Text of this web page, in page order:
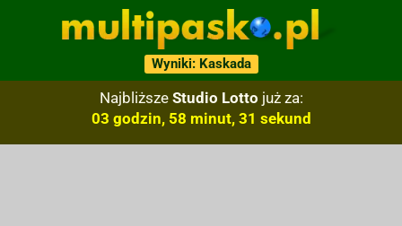
Wyniki: Kaskada
Najbliższe Studio Lotto już za:
03 godzin, 58 minut, 30 sekund